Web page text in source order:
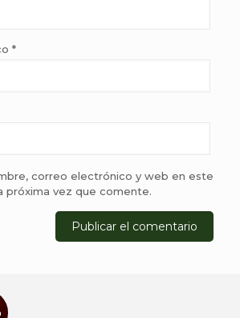
*
correo electrónico y web en este
próxima vez que comente.